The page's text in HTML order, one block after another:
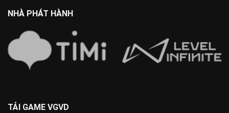
NHÀ PHÁT HÀNH
TẢI GAME VGVD